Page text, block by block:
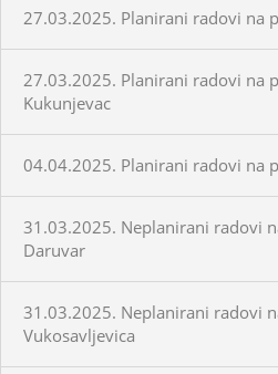
27.03.2025. Planirani radovi na
27.03.2025. Planirani radovi na
Kukunjevac
04.04.2025. Planirani radovi na
31.03.2025. Neplanirani radovi
Daruvar
31.03.2025. Neplanirani radovi
Vukosavljevica